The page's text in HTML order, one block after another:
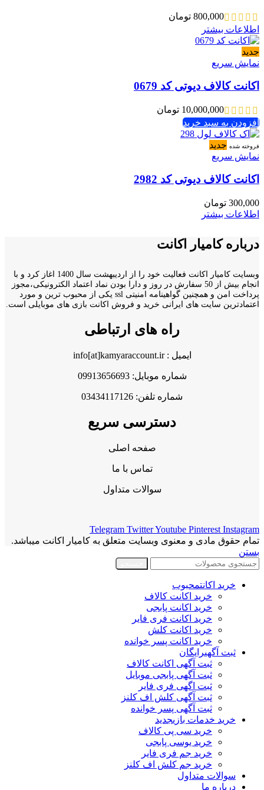
800,000 تومان
اطلاعات بیشتر
جدید
نمایش سریع
اکانت کالاف دیوتی کد 0679
10,000,000 تومان
افزودن به سبد خرید
فروخته شده جدید
نمایش سریع
اکانت کالاف دیوتی کد 2982
300,000 تومان
اطلاعات بیشتر
درباره کامیار اکانت
وبسایت کامیار اکانت فعالیت خود را از اردیبهشت سال 1400 اغاز کرد و با
انجام بیش از 50 سفارش در روز و دارا بودن نماد اعتماد الکترونیکی،مجوز
پرداخت امن و همچنین گواهینامه امنیتی ssl یکی از محبوب ترین و مورد
اعتمادترین سایت های ایرانی خرید و فروش اکانت بازی های موبایلی است.
راه های ارتباطی
ایمیل : info[at]kamyaraccount.ir
شماره موبایل: 09913656693
شماره تلفن: 03434117126
دسترسی سریع
صفحه اصلی
تماس با ما
سوالات متداول
Telegram TwitterYoutube Pinterest Instagram
تمام حقوق مادی و معنوی وبسایت متعلق به کامیار اکانت میباشد.
بستن
خرید اکانتمحبوب
خرید اکانت کالاف
خرید اکانت پابجی
خرید اکانت فری فایر
خرید اکانت کلش
خرید اکانت پسر خوانده
ثبت آگهیرایگان
ثبت آگهی اکانت کالاف
ثبت آگهی پابجی موبایل
ثبت اگهی فری فایر
ثبت آگهی کلش اف کلنز
ثبت آگهی پسر خوانده
خرید خدمات بازیجدید
خرید سی پی کالاف
خرید یوسی پابجی
خرید جم فری فایر
خرید جم کلش اف کلنز
سوالات متداول
درباره ما